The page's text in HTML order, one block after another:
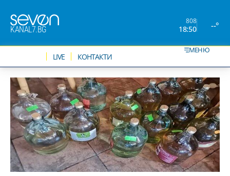
KANAL7.BG
808
18:50 --°
LIVE КОНТАКТИ
МЕНЮ